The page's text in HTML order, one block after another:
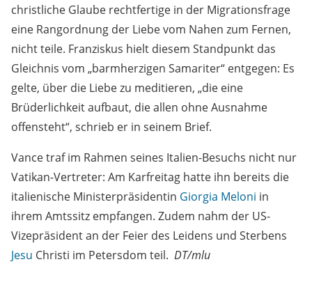
christliche Glaube rechtfertige in der Migrationsfrage
eine Rangordnung der Liebe vom Nahen zum Fernen,
nicht teile. Franziskus hielt diesem Standpunkt das
Gleichnis vom „barmherzigen Samariter“ entgegen: Es
gelte, über die Liebe zu meditieren, „die eine
Brüderlichkeit aufbaut, die allen ohne Ausnahme
offensteht“, schrieb er in seinem Brief.
Vance traf im Rahmen seines Italien-Besuchs nicht nur
Vatikan-Vertreter: Am Karfreitag hatte ihn bereits die
italienische Ministerpräsidentin Giorgia Meloni in
ihrem Amtssitz empfangen. Zudem nahm der US-
Vizepräsident an der Feier des Leidens und Sterbens
Jesu Christi im Petersdom teil. DT/mlu